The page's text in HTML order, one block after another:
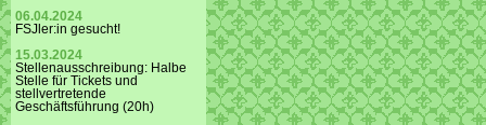
06.04.2024
FSJler:in gesucht!
15.03.2024
Stellenausschreibung: Halbe
Stelle für Tickets und
stellvertretende
Geschäftsführung (20h)